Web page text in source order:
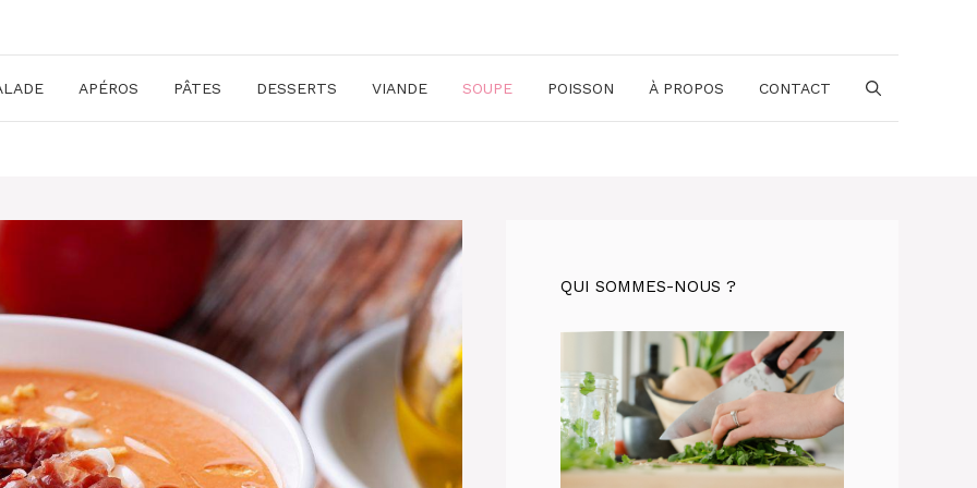
APÉROS PÂTES DESSERTS VIANDE SOUPE POISSON À PROPOS CONTACT
QUI SOMMES-NOUS ?